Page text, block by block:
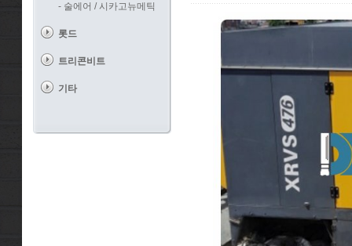
- 술에어 / 시카고뉴메틱
롯드
트리콘비트
기타